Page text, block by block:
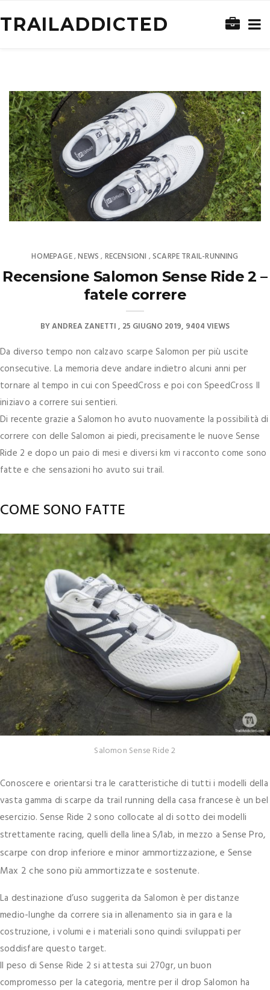
TRAILADDICTED
HOMEPAGE,NEWS , RECENSIONI ,SCARPE TRAIL-RUNNING
Recensione Salomon Sense Ride 2 –
fatele correre
BYANDREA ZANETTI 25 GIUGNO 2019 9404 VIEWS
Da diverso tempo non calzavo scarpe Salomon per più uscite
consecutive. La memoria deve andare indietro alcuni anni per
tornare al tempo in cui con SpeedCross e poi con SpeedCross II
iniziavo a correre sui sentieri.
Di recente grazie a Salomon ho avuto nuovamente la possibilità di
correre con delle Salomon ai piedi, precisamente le nuove Sense
Ride 2 e dopo un paio di mesi e diversi km vi racconto come sono
fatte e che sensazioni ho avuto sui trail.
COME SONO FATTE
Salomon Sense Ride 2
Conoscere e orientarsi tra le caratteristiche di tutti i modelli della
vasta gamma di scarpe da trail running della casa francese è un bel
esercizio. Sense Ride 2 sono collocate al di sotto dei modelli
strettamente racing, quelli della linea S/lab, in mezzo a Sense Pro,
scarpe con drop inferiore e minor ammortizzazione, e Sense
Max 2 che sono più ammortizzate e sostenute.
La destinazione d’uso suggerita da Salomon è per distanze
medio-lunghe da correre sia in allenamento sia in gara e la
costruzione, i volumi e i materiali sono quindi sviluppati per
soddisfare questo target.
Il peso di Sense Ride 2 si attesta sui 270gr, un buon
compromesso per la categoria, mentre per il drop Salomon ha